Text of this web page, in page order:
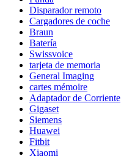
Disparador remoto
Cargadores de coche
Braun
Batería
Swissvoice
tarjeta de memoria
General Imaging
cartes mémoire
Adaptador de Corriente
Gigaset
Siemens
Huawei
Fitbit
Xiaomi